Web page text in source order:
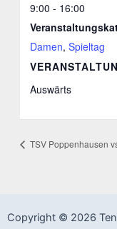
9:00 - 16:00
Damen,Spieltag
Auswärts
TSV Poppenhausen
Copyright © 2026